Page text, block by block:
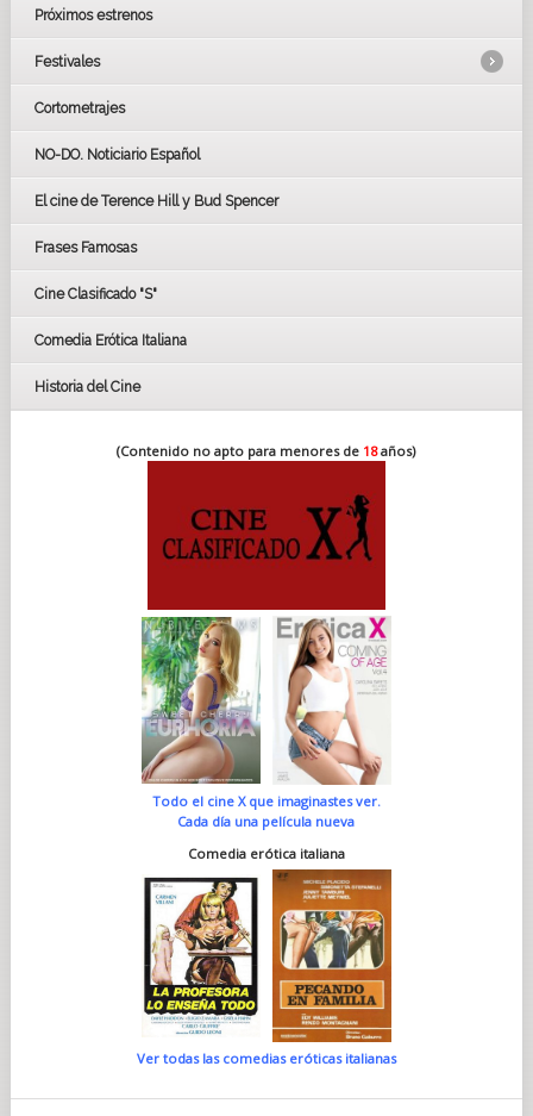
Próximos estrenos
Festivales
LOS OSCARS
GOYAS
BAFTA
Cortometrajes
NO-DO. Noticiario Español
El cine de Terence Hill y Bud Spencer
Frases Famosas
Cine Clasificado "S"
Comedia Erótica Italiana
Historia del Cine
(Contenido no apto para menores de 18años)
Todo el cine X que imaginastes ver.
Cada día una película nueva
Comedia erótica italiana
Ver todas las comedias eróticas italianas